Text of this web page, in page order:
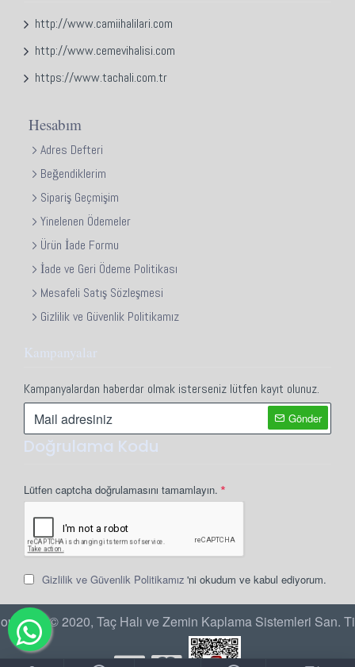
http://www.camiihalilari.com
http://www.cemevihalisi.com
https://www.tachali.com.tr
Hesabım
Adres Defteri
Beğendiklerim
Sipariş Geçmişim
Yinelenen Ödemeler
Ürün İade Formu
İade ve Geri Ödeme Politikası
Mesafeli Satış Sözleşmesi
Gizlilik ve Güvenlik Politikamız
Kampanyalar
Kampanyalardan haberdar olmak isterseniz lütfen kayıt olunuz.
Gönder
Doğrulama Kodu
Lütfen captcha doğrulamasını tamamlayın.
Gizlilik ve Güvenlik Politikamız 'ni okudum ve kabul ediyorum.
© 2020, Taç Halı ve Zemin Kaplama Sistemleri San.